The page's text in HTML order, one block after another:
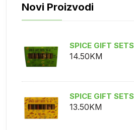
Novi Proizvodi
SPICE GIFT
14.50KM
SPICE GIFT
13.50KM